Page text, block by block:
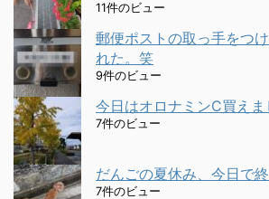
11件のビュー
郵便ポストの取っ手をつ
れた。笑
9件のビュー
今日はオロナミンC買え
7件のビュー
だんごの夏休み、今日で終
7件のビュー